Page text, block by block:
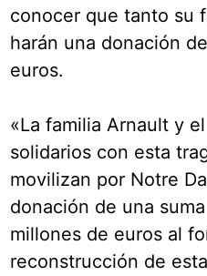
conocer que tanto su
harán una donación
euros.
«La familia Arnault y
solidarios con esta
movilizan por Notre
donación de una
millones de euros al
reconstrucción de